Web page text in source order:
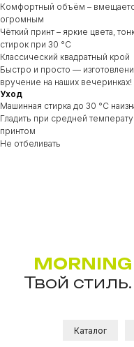
Комфортный объём –
огромным
Чёткий принт – яркие цвета,
стирок при 30 °C
Классический квадратный крой
Быстро и просто —
вручение на наших вечеринках!
Уход
Машинная стирка до 30 °C
Гладить при средней
принтом
Не отбеливать
Твой
Каталог